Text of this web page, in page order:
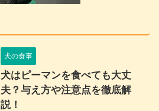
犬の食事
犬はピーマンを食べても大丈
夫？与え方や注意点を徹底解
説！